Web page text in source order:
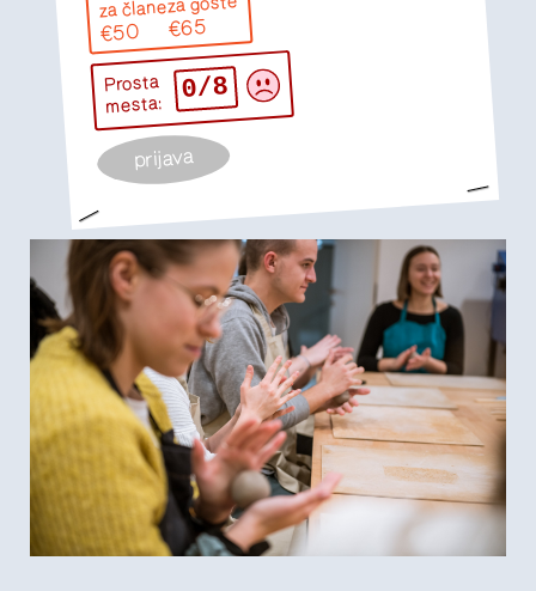
za člane
€50 €65
Prosta
mesta: 0/8
prijava